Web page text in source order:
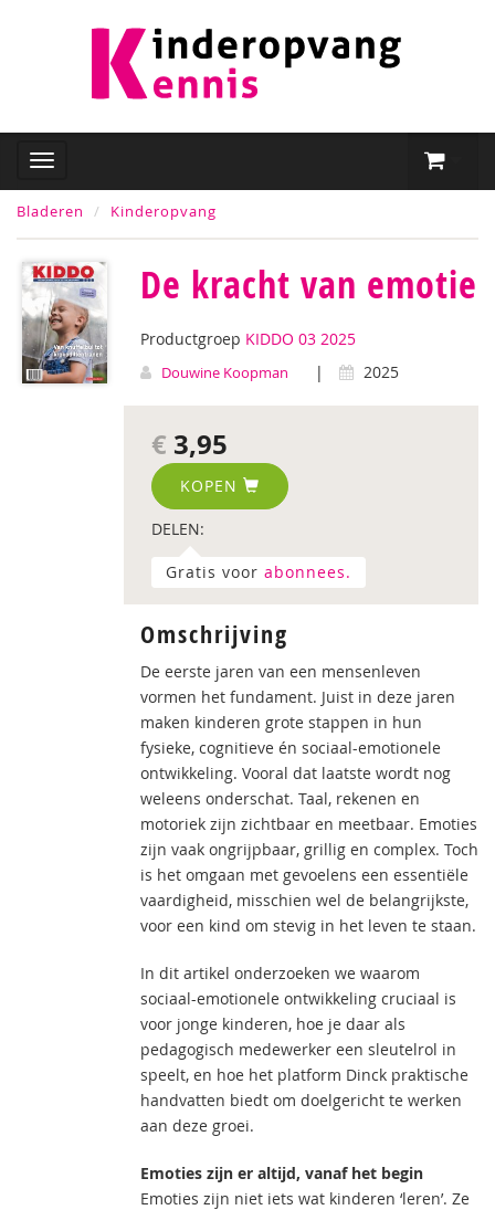
Bladeren Kinderopvang
De kracht van emotie
Productgroep KIDDO 03 2025
Douwine Koopman | 2025
€ 3,95
KOPEN
DELEN:
Gratis voor abonnees.
Omschrijving
De eerste jaren van een mensenleven
vormen het fundament. Juist in deze jaren
maken kinderen grote stappen in hun
fysieke, cognitieve én sociaal-emotionele
ontwikkeling. Vooral dat laatste wordt nog
weleens onderschat. Taal, rekenen en
motoriek zijn zichtbaar en meetbaar. Emoties
zijn vaak ongrijpbaar, grillig en complex. Toch
is het omgaan met gevoelens een essentiële
vaardigheid, misschien wel de belangrijkste,
voor een kind om stevig in het leven te staan.
In dit artikel onderzoeken we waarom
sociaal-emotionele ontwikkeling cruciaal is
voor jonge kinderen, hoe je daar als
pedagogisch medewerker een sleutelrol in
speelt, en hoe het platform Dinck praktische
handvatten biedt om doelgericht te werken
aan deze groei.
Emoties zijn er altijd, vanaf het begin
Emoties zijn niet iets wat kinderen ‘leren’. Ze